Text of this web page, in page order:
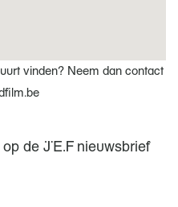
vinden? Neem dan contact
op de JEF nieuwsbrief